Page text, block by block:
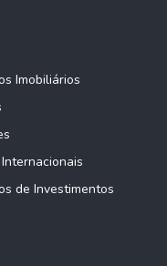
Imobiliários
Internacionais
de Investimentos